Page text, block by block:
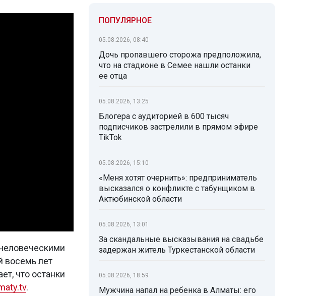
восемь лет
что останки
.
ПОПУЛЯРНОЕ
05.08.2026, 08:40
Дочь пропавшего сторожа предположила,
что на стадионе в Семее нашли останки
ее отца
05.08.2026, 13:25
Блогера с аудиторией в 600 тысяч
подписчиков застрелили в прямом эфире
TikTok
05.08.2026, 15:10
«Меня хотят очернить»: предприниматель
высказался о конфликте с табунщиком в
Актюбинской области
05.08.2026, 13:01
За скандальные высказывания на свадьбе
задержан житель Туркестанской области
05.08.2026, 18:59
Мужчина напал на ребенка в Алматы: его